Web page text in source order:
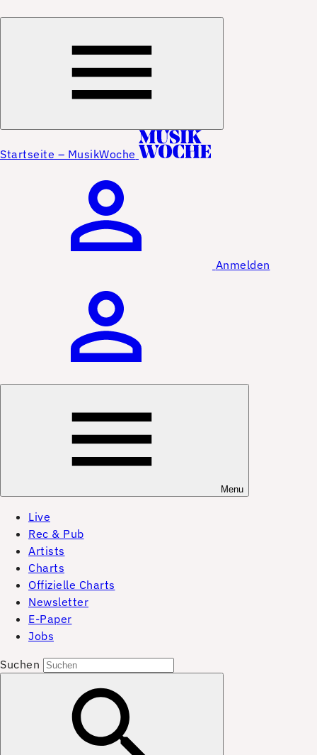
Startseite – MusikWoche
Anmelden
Menu
Live
Rec & Pub
Artists
Charts
Offizielle Charts
Newsletter
E-Paper
Jobs
Suchen